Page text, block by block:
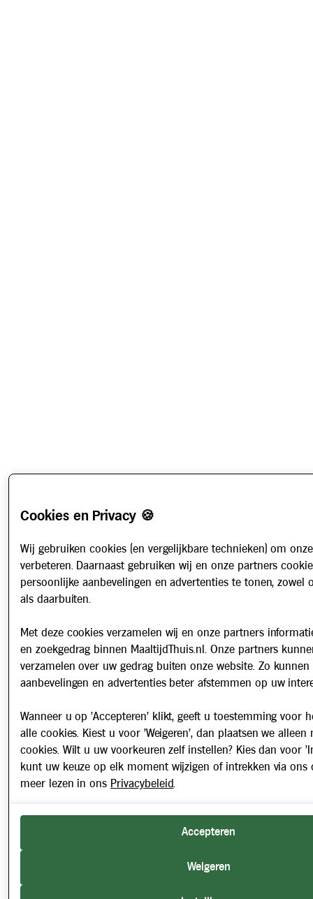
Cookies en Privacy 🍪
Wij gebruiken cookies (en vergelijkbare technieken) om
verbeteren. Daarnaast gebruiken wij en onze partners
persoonlijke aanbevelingen en advertenties te tonen, zowel
als daarbuiten.
Met deze cookies verzamelen wij en onze partners
en zoekgedrag binnen MaaltijdThuis.nl. Onze partners
verzamelen over uw gedrag buiten onze website. Zo kunnen
aanbevelingen en advertenties beter afstemmen op uw
Wanneer u op 'Accepteren' klikt, geeft u toestemming voor
alle cookies. Kiest u voor 'Weigeren', dan plaatsen we alleen
cookies. Wilt u uw voorkeuren zelf instellen? Kies dan voor
kunt uw keuze op elk moment wijzigen of intrekken via ons
meer lezen in ons Privacybeleid.
Accepteren
Weigeren